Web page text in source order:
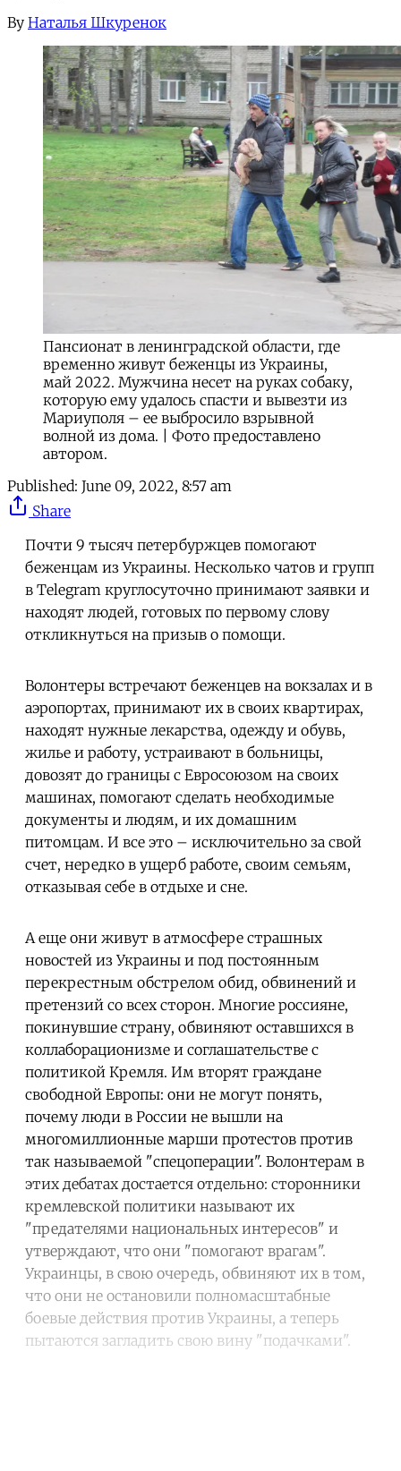
By Наталья Шкуренок
Пансионат в ленинградской области, где
временно живут беженцы из Украины,
май 2022. Мужчина несет на руках собаку,
которую ему удалось спасти и вывезти из
Мариуполя – ее выбросило взрывной
волной из дома. | Фото предоставлено
автором.
Published: June 09, 2022, 8:57 am
Share
Почти 9 тысяч петербуржцев помогают
беженцам из Украины. Несколько чатов и групп
в Telegram круглосуточно принимают заявки и
находят людей, готовых по первому слову
откликнуться на призыв о помощи.
Волонтеры встречают беженцев на вокзалах и в
аэропортах, принимают их в своих квартирах,
находят нужные лекарства, одежду и обувь,
жилье и работу, устраивают в больницы,
довозят до границы с Евросоюзом на своих
машинах, помогают сделать необходимые
документы и людям, и их домашним
питомцам. И все это – исключительно за свой
счет, нередко в ущерб работе, своим семьям,
отказывая себе в отдыхе и сне.
А еще они живут в атмосфере страшных
новостей из Украины и под постоянным
перекрестным обстрелом обид, обвинений и
претензий со всех сторон. Многие россияне,
покинувшие страну, обвиняют оставшихся в
коллаборационизме и соглашательстве с
политикой Кремля. Им вторят граждане
свободной Европы: они не могут понять,
почему люди в России не вышли на
многомиллионные марши протестов против
так называемой "спецоперации". Волонтерам в
этих дебатах достается отдельно: сторонники
кремлевской политики называют их
"предателями национальных интересов" и
утверждают, что они "помогают врагам".
Украинцы, в свою очередь, обвиняют их в том,
что они не остановили полномасштабные
боевые действия против Украины, а теперь
пытаются загладить свою вину "подачками".